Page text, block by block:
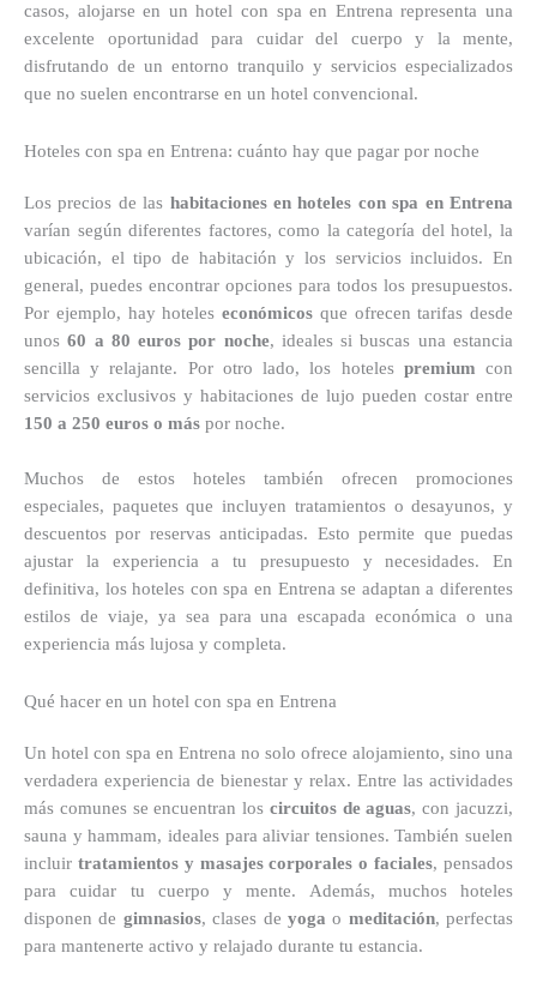
casos, alojarse en un hotel con spa en Entrena representa una
excelente oportunidad para cuidar del cuerpo y la mente,
disfrutando de un entorno tranquilo y servicios especializados
que no suelen encontrarse en un hotel convencional.
Hoteles con spa en Entrena: cuánto hay que pagar por noche
Los precios de las habitaciones en hoteles con spa en Entrena
varían según diferentes factores, como la categoría del hotel, la
ubicación, el tipo de habitación y los servicios incluidos. En
general, puedes encontrar opciones para todos los presupuestos.
Por ejemplo, hay hoteles económicos que ofrecen tarifas desde
unos60 a 80 euros por noche, ideales si buscas una estancia
sencilla y relajante. Por otro lado, los hoteles premium con
servicios exclusivos y habitaciones de lujo pueden costar entre
150 a 250 euros o más por noche.
Muchos de estos hoteles también ofrecen promociones
especiales, paquetes que incluyen tratamientos o desayunos, y
descuentos por reservas anticipadas. Esto permite que puedas
ajustar la experiencia a tu presupuesto y necesidades. En
definitiva, los hoteles con spa en Entrena se adaptan a diferentes
estilos de viaje, ya sea para una escapada económica o una
experiencia más lujosa y completa.
Qué hacer en un hotel con spa en Entrena
Un hotel con spa en Entrena no solo ofrece alojamiento, sino una
verdadera experiencia de bienestar y relax. Entre las actividades
más comunes se encuentran los circuitos de aguas, con jacuzzi,
sauna y hammam, ideales para aliviar tensiones. También suelen
incluir tratamientos y masajes corporales o faciales, pensados
para cuidar tu cuerpo y mente. Además, muchos hoteles
disponen de gimnasios, clases de yoga o meditación, perfectas
para mantenerte activo y relajado durante tu estancia.